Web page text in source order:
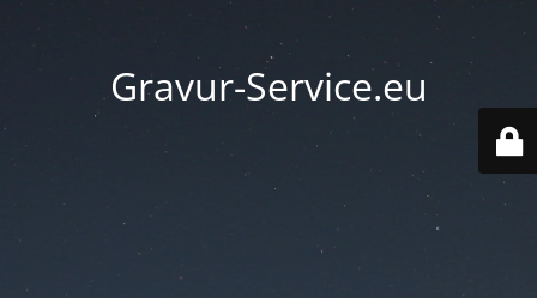
Gravur-Service.eu